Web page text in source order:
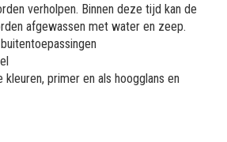
verholpen. Binnen deze tijd kan de
afgewassen met water en zeep.
kleuren, primer en als hoogglans en